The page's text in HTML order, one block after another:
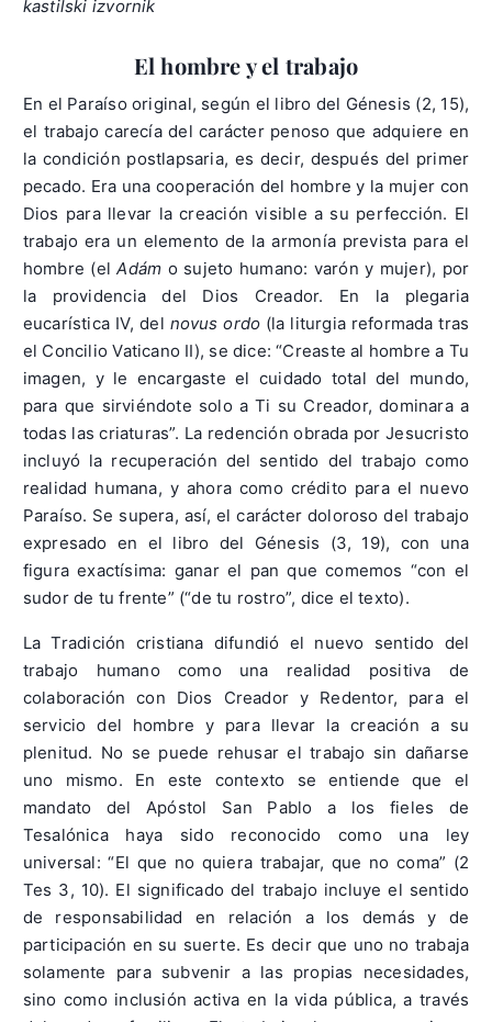
kastilski izvornik
El hombre y el trabajo
En el Paraíso original, según el libro del Génesis (2, 15),
el trabajo carecía del carácter penoso que adquiere en
la condición postlapsaria, es decir, después del primer
pecado. Era una cooperación del hombre y la mujer con
Dios para llevar la creación visible a su perfección. El
trabajo era un elemento de la armonía prevista para el
hombre (elAdám o sujeto humano: varón y mujer), por
la providencia del Dios Creador. En la plegaria
eucarística IV, del novus ordo (la liturgia reformada tras
el Concilio Vaticano II), se dice: “Creaste al hombre a Tu
imagen, y le encargaste el cuidado total del mundo,
para que sirviéndote solo a Ti su Creador, dominara a
todas las criaturas”. La redención obrada por Jesucristo
incluyó la recuperación del sentido del trabajo como
realidad humana, y ahora como crédito para el nuevo
Paraíso. Se supera, así, el carácter doloroso del trabajo
expresado en el libro del Génesis (3, 19), con una
figura exactísima: ganar el pan que comemos “con el
sudor de tu frente” (“de tu rostro”, dice el texto).
La Tradición cristiana difundió el nuevo sentido del
trabajo humano como una realidad positiva de
colaboración con Dios Creador y Redentor, para el
servicio del hombre y para llevar la creación a su
plenitud. No se puede rehusar el trabajo sin dañarse
uno mismo. En este contexto se entiende que el
mandato del Apóstol San Pablo a los fieles de
Tesalónica haya sido reconocido como una ley
universal: “El que no quiera trabajar, que no coma” (2
Tes 3, 10). El significado del trabajo incluye el sentido
de responsabilidad en relación a los demás y de
participación en su suerte. Es decir que uno no trabaja
solamente para subvenir a las propias necesidades,
sino como inclusión activa en la vida pública, a través